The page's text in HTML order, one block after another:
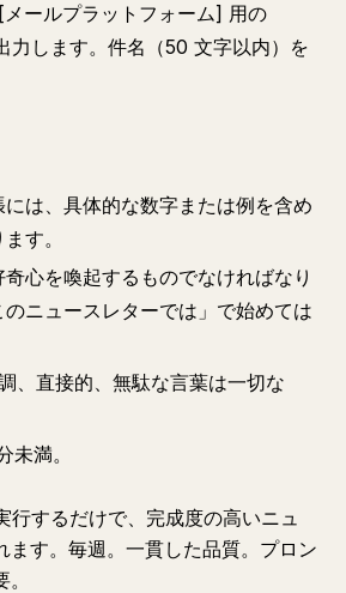
ールプラットフォーム] 用の
力します。件名（50 文字以内）を
は、具体的な数字または例を含め
す。
心を喚起するものでなければなり
のニュースレターでは」で始めては
、直接的、無駄な言葉は一切な
未満。
行するだけで、完成度の高いニュ
ます。毎週。一貫した品質。プロン